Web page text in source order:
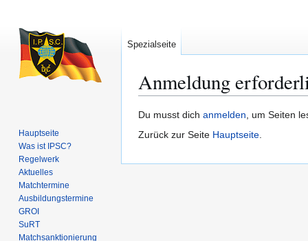
Anmeldung
Zur
Navigation
Zur
Suche
Du musst dich anmelden, um Seiten
Zurück zur Seite Hauptseite.
Spezialseite
Hauptseite
Was ist IPSC?
Regelwerk
Aktuelles
Matchtermine
Ausbildungs­termine
GROI
SuRT
Match­sanktionierung